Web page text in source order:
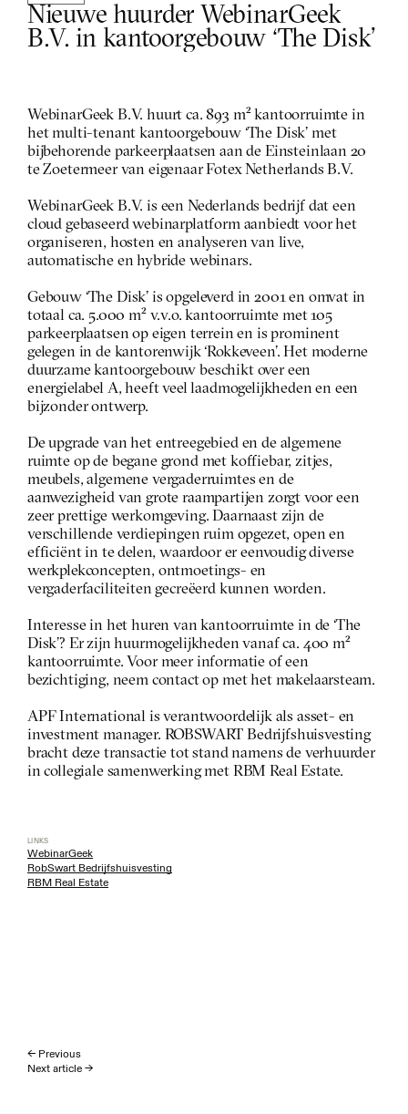
Nieuwe huurder WebinarGeek
B.V. in kantoorgebouw ‘The Disk’
WebinarGeek B.V. huurt ca. 893 m² kantoorruimte in
het multi-tenant kantoorgebouw ‘The Disk’ met
bijbehorende parkeerplaatsen aan de Einsteinlaan 20
te Zoetermeer van eigenaar Fotex Netherlands B.V.
WebinarGeek B.V. is een Nederlands bedrijf dat een
cloud gebaseerd webinarplatform aanbiedt voor het
organiseren, hosten en analyseren van live,
automatische en hybride webinars.
Gebouw ‘The Disk’ is opgeleverd in 2001 en omvat in
totaal ca. 5.000 m² v.v.o. kantoorruimte met 105
parkeerplaatsen op eigen terrein en is prominent
gelegen in de kantorenwijk ‘Rokkeveen’. Het moderne
duurzame kantoorgebouw beschikt over een
energielabel A, heeft veel laadmogelijkheden en een
bijzonder ontwerp.
De upgrade van het entreegebied en de algemene
ruimte op de begane grond met koffiebar, zitjes,
meubels, algemene vergaderruimtes en de
aanwezigheid van grote raampartijen zorgt voor een
zeer prettige werkomgeving. Daarnaast zijn de
verschillende verdiepingen ruim opgezet, open en
efficiënt in te delen, waardoor er eenvoudig diverse
werkplekconcepten, ontmoetings- en
vergaderfaciliteiten gecreëerd kunnen worden.
Interesse in het huren van kantoorruimte in de ‘The
Disk’? Er zijn huurmogelijkheden vanaf ca. 400 m²
kantoorruimte. Voor meer informatie of een
bezichtiging, neem contact op met het makelaarsteam.
APF International is verantwoordelijk als asset- en
investment manager. ROBSWART Bedrijfshuisvesting
bracht deze transactie tot stand namens de verhuurder
in collegiale samenwerking met RBM Real Estate.
LINKS
WebinarGeek
RobSwart Bedrijfshuisvesting
RBM Real Estate
← Previous
Next article →